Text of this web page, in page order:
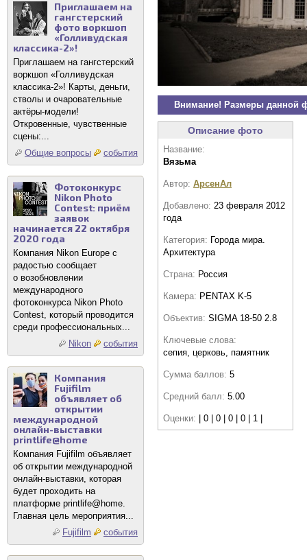
Приглашаем на
гангстерский
фото воркшоп
«Голливудская
классика-2»!
Приглашаем на гангстерский
воркшоп «Голливудская
классика-2»! Карты, деньги,
стволы и очаровательные
актёры-модели!
Откровенные, чувственные
сцены:...
Общие вопросы
события
Фотоконкурс
Nikon Photo
Contest: приём
заявок
начинается 22 октября
2020 года
Компания Nikon Europe с
радостью сообщает
о возобновлении
международного
фотоконкурса Nikon Photo
Contest, который проводится
среди профессиональных...
Nikon
события
Компания
Fujifilm
объявляет об
открытии
международной
онлайн-выставки
printlife@home
Компания Fujifilm объявляет
об открытии международной
онлайн-выставки, которая
будет проходить на
платформе printlife@home.
Главная цель мероприятия...
Fujifilm
события
Внимание! Размеры данной
Описание фото
Название:
Вязьма
Автор: АрсенАл
Добавлено: 23 февраля 2012
года
Категория: Города мира.
Архитектура
Страна: Россия
Камера: PENTAX K-5
Объектив: SIGMA 18-50 2.8
Ключевые слова:
сепия, церковь, памятник
Сумма баллов: 5
Средний балл: 5.00
Оценки: | 0 | 0 | 0 | 0 | 1 |